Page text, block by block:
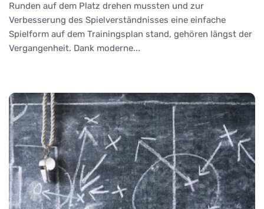
Runden auf dem Platz drehen mussten und zur
Verbesserung des Spielverständnisses eine einfache
Spielform auf dem Trainingsplan stand, gehören längst der
Vergangenheit. Dank moderne...